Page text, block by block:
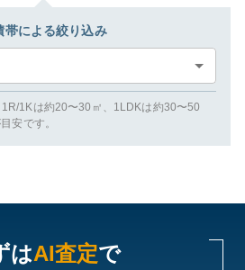
帯による絞り込み
1Kは約20〜30㎡、1LDKは約30〜50
安です。
はAI査定で